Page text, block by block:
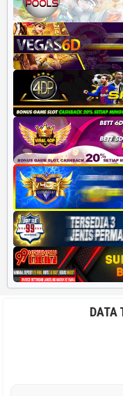
DATA